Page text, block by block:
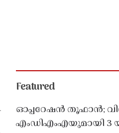
Featured
ഓപ്പറേഷൻ തൂഫാൻ;
എംഡിഎംഎയുമായി 3